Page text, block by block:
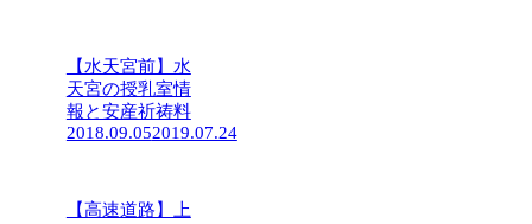
【水天宮前】水
天宮の授乳室情
報と安産祈祷料
2018.09.052019.07.24
【高速道路】上